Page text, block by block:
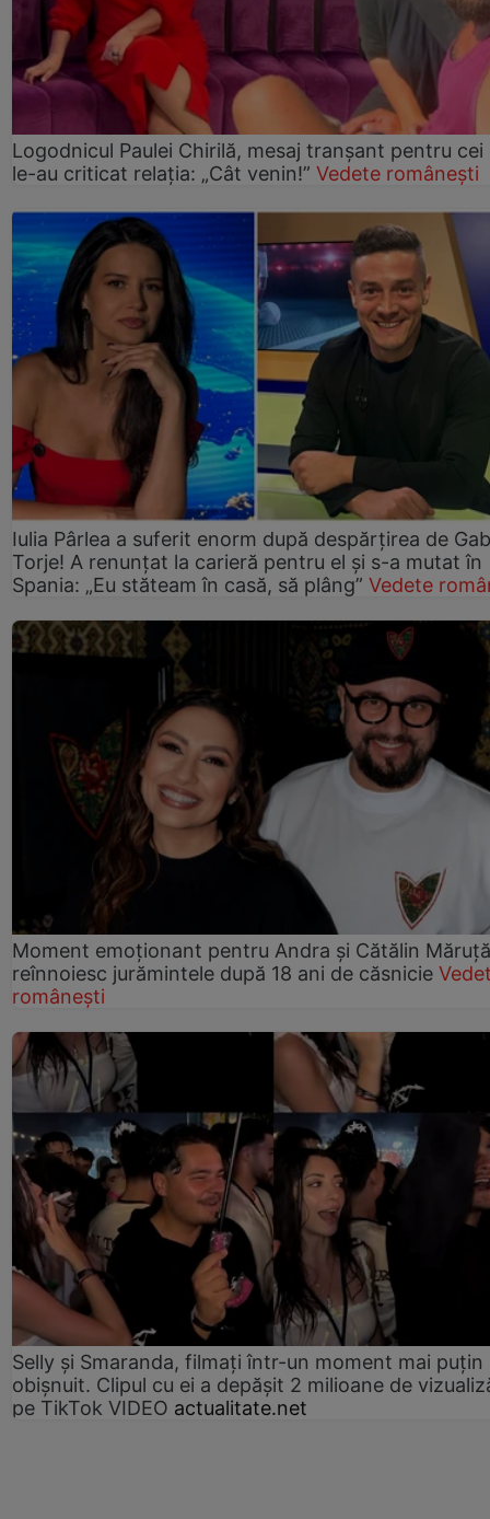
Logodnicul Paulei Chirilă, mesaj tranșant pentru cei
le-au criticat relația: „Cât venin!” Vedete românești
Iulia Pârlea a suferit enorm după despărțirea de
Torje! A renunțat la carieră pentru el și s-a mutat în
Spania: „Eu stăteam în casă, să plâng” Vedete
Moment emoționant pentru Andra și Cătălin
reînnoiesc jurămintele după 18 ani de căsnicie
românești
Selly și Smaranda, filmați într-un moment mai puțin
obișnuit. Clipul cu ei a depășit 2 milioane de
pe TikTok VIDEO actualitate.net